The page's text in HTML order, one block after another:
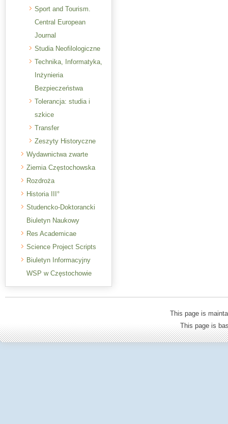
Sport and Tourism.
Central European
Journal
Studia Neofilologiczne
Technika, Informatyka,
Inżynieria
Bezpieczeństwa
Tolerancja: studia i
szkice
Transfer
Zeszyty Historyczne
Wydawnictwa zwarte
Ziemia Częstochowska
Rozdroża
Historia III°
Studencko-Doktorancki
Biuletyn Naukowy
Res Academicae
Science Project Scripts
Biuletyn Informacyjny
WSP w Częstochowie
This page is
This page is